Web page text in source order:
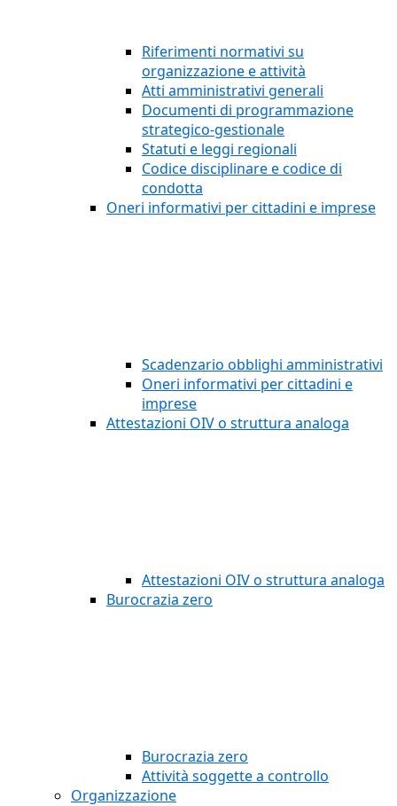
Riferimenti normativi su
organizzazione e attività
Atti amministrativi generali
Documenti di programmazione
strategico-gestionale
Statuti e leggi regionali
Codice disciplinare e codice di
condotta
Oneri informativi per cittadini e imprese
Scadenzario obblighi amministrativi
Oneri informativi per cittadini e
imprese
Attestazioni OIV o struttura analoga
Attestazioni OIV o struttura analoga
Burocrazia zero
Burocrazia zero
Attività soggette a controllo
Organizzazione